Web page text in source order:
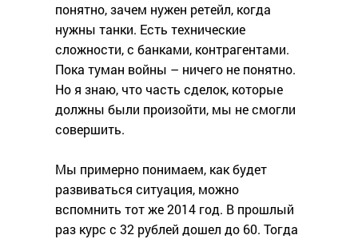
понятно, зачем нужен ретейл, когда
нужны танки. Есть технические
сложности, с банками, контрагентами.
Пока туман войны – ничего не понятно.
Но я знаю, что часть сделок, которые
должны были произойти, мы не смогли
совершить.
Мы примерно понимаем, как будет
развиваться ситуация, можно
вспомнить тот же 2014 год. В прошлый
раз курс с 32 рублей дошел до 60. Тогда